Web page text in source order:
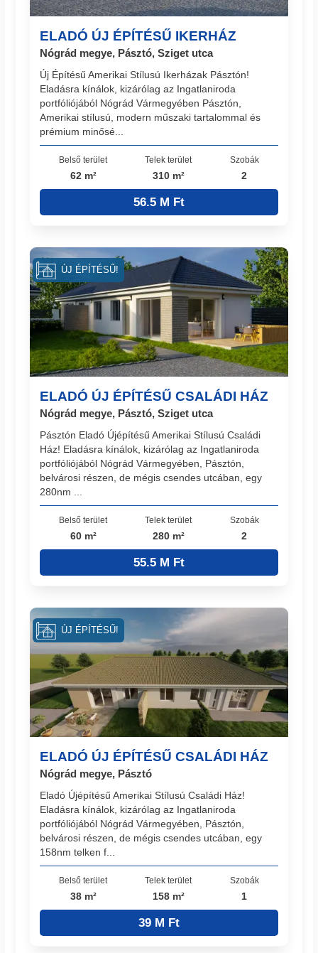
ELADÓ ÚJ ÉPÍTÉSŰ IKERHÁZ
Nógrád megye, Pásztó, Sziget utca
Új Építésű Amerikai Stílusú Ikerházak Pásztón!
Eladásra kínálok, kizárólag az Ingatlaniroda
portfóliójából Nógrád Vármegyében Pásztón,
Amerikai stílusú, modern műszaki tartalommal és
prémium minősé...
Belső terület
62 m²
Telek terület
310 m²
Szobák
2
56.5 M Ft
ELADÓ ÚJ ÉPÍTÉSŰ CSALÁDI HÁZ
Nógrád megye, Pásztó, Sziget utca
Pásztón Eladó Újépítésű Amerikai Stílusú Családi
Ház! Eladásra kínálok, kizárólag az Ingatlaniroda
portfóliójából Nógrád Vármegyében, Pásztón,
belvárosi részen, de mégis csendes utcában, egy
280nm ...
Belső terület
60 m²
Telek terület
280 m²
Szobák
2
55.5 M Ft
ÚJ ÉPÍTÉSŰ!
ELADÓ ÚJ ÉPÍTÉSŰ CSALÁDI HÁZ
Nógrád megye, Pásztó
Eladó Újépítésű Amerikai Stílusú Családi Ház!
Eladásra kínálok, kizárólag az Ingatlaniroda
portfóliójából Nógrád Vármegyében, Pásztón,
belvárosi részen, de mégis csendes utcában, egy
158nm telken f...
Belső terület
38 m²
Telek terület
158 m²
Szobák
1
39 M Ft
ÚJ ÉPÍTÉSŰ!